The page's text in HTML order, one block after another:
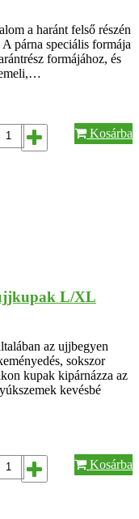
a haránt felső részén
párna speciális formája
formájához, és
Kosárba
L/XL
az ujjbegyen
sokszor
kupak kipárnázza az
kevésbé
Kosárba